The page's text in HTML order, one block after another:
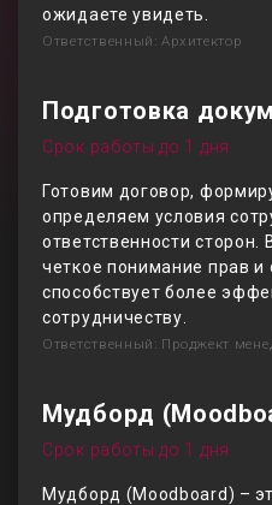
ожидаете увидеть.
Ответственный: Архитектор
Подготовка
Срок работы до 1 дня
Готовим договор,
определяем условия
ответственности сторон.
четкое понимание прав и
способствует более
сотрудничеству.
Ответственный: Проджект
Мудборд
Срок работы до 1 дня
Мудборд (Moodboard) –